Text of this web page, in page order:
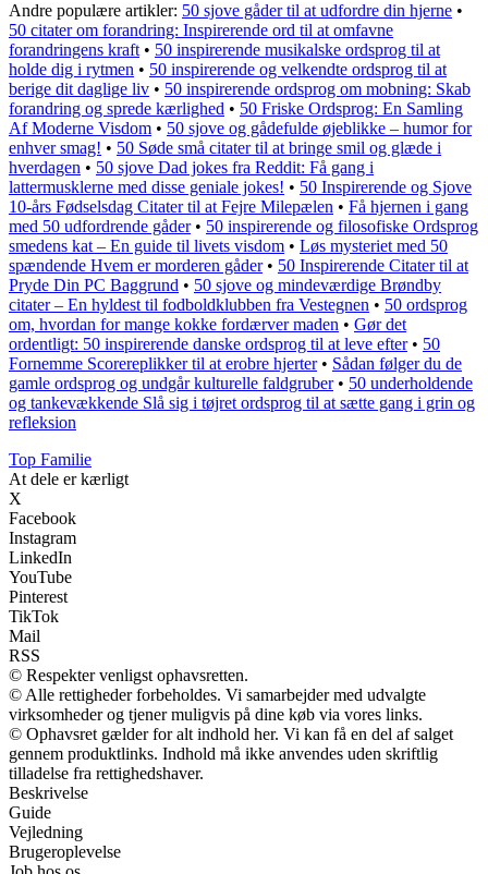
Andre populære artikler: 50 sjove gåder til at udfordre din hjerne •
50 citater om forandring: Inspirerende ord til at omfavne
forandringens kraft • 50 inspirerende musikalske ordsprog til at
holde dig i rytmen • 50 inspirerende og velkendte ordsprog til at
berige dit daglige liv • 50 inspirerende ordsprog om mobning: Skab
forandring og sprede kærlighed • 50 Friske Ordsprog: En Samling
Af Moderne Visdom • 50 sjove og gådefulde øjeblikke – humor for
enhver smag! • 50 Søde små citater til at bringe smil og glæde i
hverdagen • 50 sjove Dad jokes fra Reddit: Få gang i
lattermusklerne med disse geniale jokes! • 50 Inspirerende og Sjove
10-års Fødselsdag Citater til at Fejre Milepælen • Få hjernen i gang
med 50 udfordrende gåder• 50 inspirerende og filosofiske Ordsprog
smedens kat – En guide til livets visdom • Løs mysteriet med 50
spændende Hvem er morderen gåder• 50 Inspirerende Citater til at
Pryde Din PC Baggrund • 50 sjove og mindeværdige Brøndby
citater – En hyldest til fodboldklubben fra Vestegnen • 50 ordsprog
om, hvordan for mange kokke fordærver maden • Gør det
ordentligt: 50 inspirerende danske ordsprog til at leve efter• 50
Fornemme Scorereplikker til at erobre hjerter• Sådan følger du de
gamle ordsprog og undgår kulturelle faldgruber• 50 underholdende
og tankevækkende Slå sig i tøjret ordsprog til at sætte gang i grin og
refleksion
Top Familie
At dele er kærligt
X
Facebook
Instagram
LinkedIn
YouTube
Pinterest
TikTok
Mail
RSS
© Respekter venligst ophavsretten.
© Alle rettigheder forbeholdes. Vi samarbejder med udvalgte
virksomheder og tjener muligvis på dine køb via vores links.
© Ophavsret gælder for alt indhold her. Vi kan få en del af salget
gennem produktlinks. Indhold må ikke anvendes uden skriftlig
tilladelse fra rettighedshaver.
Beskrivelse
Guide
Vejledning
Brugeroplevelse